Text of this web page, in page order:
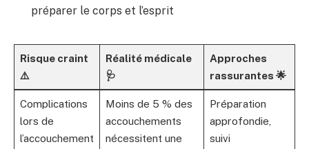
préparer le corps et l’esprit
Risque craint
⚠️
Réalité médicale
🩺
Approches
rassurantes 🌟
Complications
lors de
l’accouchement
Moins de 5 % des
accouchements
nécessitent une
Préparation
approfondie,
suivi